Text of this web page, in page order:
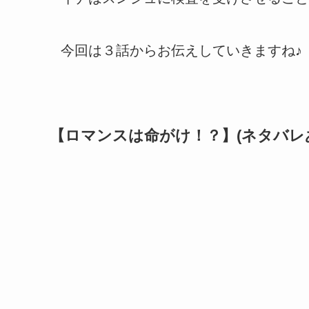
今回は３話からお伝えしていきますね♪
【ロマンスは命がけ！？】(ネタバ